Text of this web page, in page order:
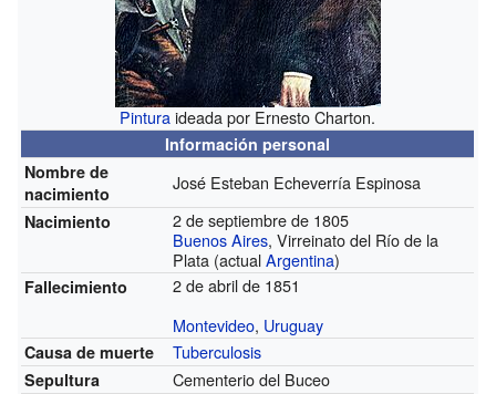
Pinturaideada por Ernesto Charton.
Información personal
Nombre de
nacimiento
José Esteban Echeverría Espinosa
Nacimiento
2 de septiembre de 1805
Buenos Aires, Virreinato del Río de la
Plata (actualArgentina)
Fallecimiento
2 de abril de 1851
Montevideo, Uruguay
Causa de muerte Tuberculosis
Sepultura Cementerio del Buceo